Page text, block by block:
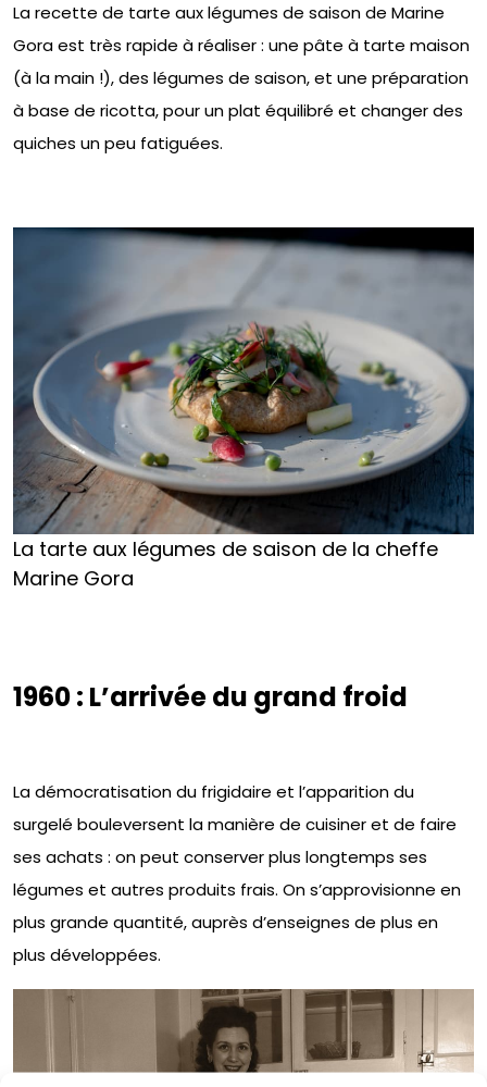
La recette de tarte aux légumes de saison de Marine
Gora est très rapide à réaliser : une pâte à tarte maison
(à la main !), des légumes de saison, et une préparation
à base de ricotta, pour un plat équilibré et changer des
quiches un peu fatiguées.
La tarte aux légumes de saison de la cheffe
Marine Gora
1960 : L’arrivée du grand froid
La démocratisation du frigidaire et l’apparition du
surgelé bouleversent la manière de cuisiner et de faire
ses achats : on peut conserver plus longtemps ses
légumes et autres produits frais. On s’approvisionne en
plus grande quantité, auprès d’enseignes de plus en
plus développées.